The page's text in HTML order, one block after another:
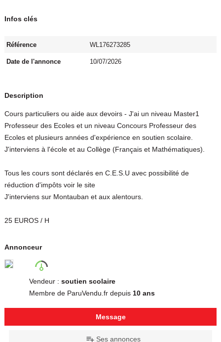
Infos clés
Référence WL176273285
Date de l'annonce 10/07/2026
Description
Cours particuliers ou aide aux devoirs - J'ai un niveau Master1
Professeur des Ecoles et un niveau Concours Professeur des
Ecoles et plusieurs années d'expérience en soutien scolaire.
J'interviens à l'école et au Collège (Français et Mathématiques).
Tous les cours sont déclarés en C.E.S.U avec possibilité de
réduction d'impôts voir le site
J'interviens sur Montauban et aux alentours.
25 EUROS / H
Annonceur
Vendeur : soutien scolaire
Membre de ParuVendu.fr depuis 10 ans
Message
Ses annonces